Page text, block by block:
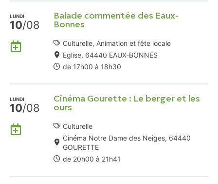
Google
LUNDI
10/08
Balade commentée des Eaux-
Bonnes
Culturelle, Animation et fête locale
Eglise, 64440 EAUX-BONNES
de 17h00 à 18h30
Ajouter
Agenda
Google
LUNDI
10/08
Cinéma Gourette : Le berger et les
ours
Culturelle
Cinéma Notre Dame des Neiges, 64440
GOURETTE
de 20h00 à 21h41
Ajouter
Agenda
Google